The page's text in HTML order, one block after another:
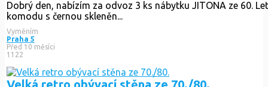
Daruji psací stůl za odvoz
Nechám tento stůl za odvoz. Sloužil moc dobře, ovšem
Daruji
Před 3 měsíci
235